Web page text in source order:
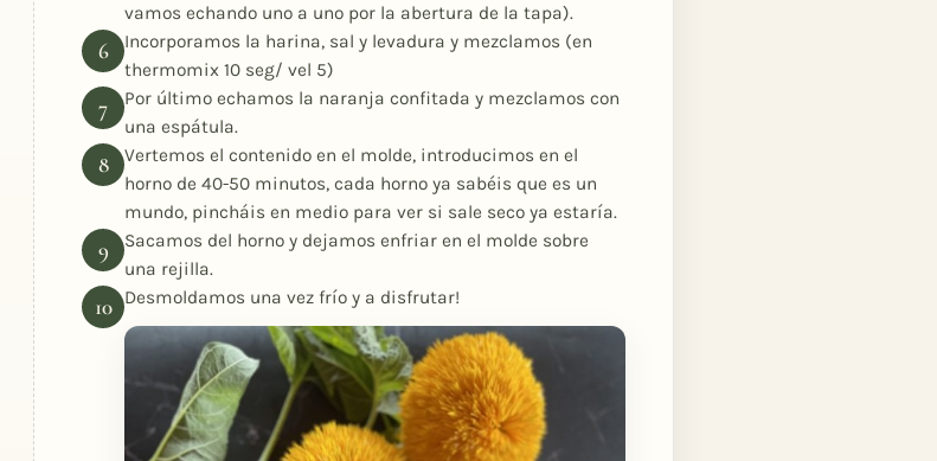
vamos echando uno a uno por la abertura de la tapa).
Incorporamos la harina, sal y levadura y mezclamos (en
thermomix 10 seg/ vel 5)
Por último echamos la naranja confitada y mezclamos con
una espátula.
Vertemos el contenido en el molde, introducimos en el
horno de 40-50 minutos, cada horno ya sabéis que es un
mundo, pincháis en medio para ver si sale seco ya estaría.
Sacamos del horno y dejamos enfriar en el molde sobre
una rejilla.
Desmoldamos una vez frío y a disfrutar!